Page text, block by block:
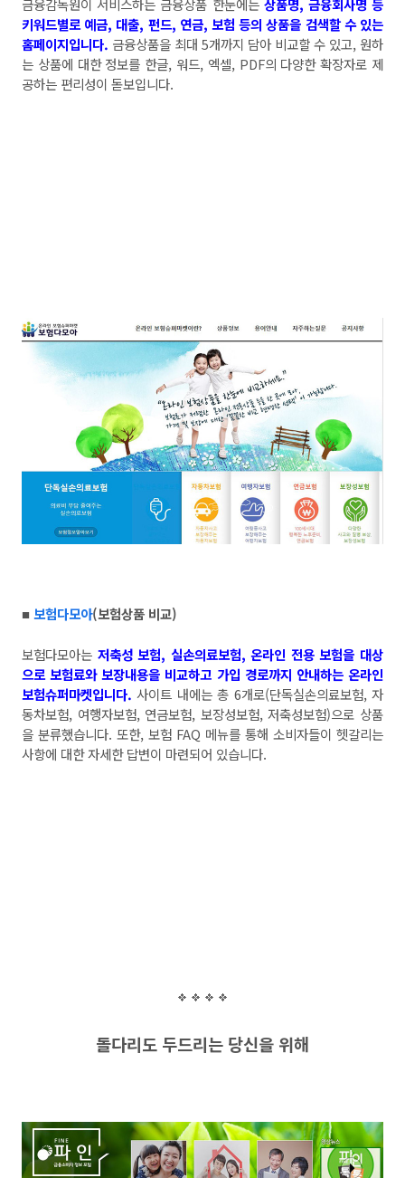
금융감독원이 서비스하는 금융상품 한눈에는 상품명, 금융회사명 등
키워드별로 예금, 대출, 펀드, 연금,보험 등의 상품을 검색할 수 있는
홈페이지입니다. 금융상품을 최대 5개까지 담아 비교할 수 있고, 원하
는 상품에 대한 정보를 한글, 워드, 엑셀, PDF의 다양한 확장자로 제
공하는 편리성이 돋보입니다.
■ 보험다모아(보험상품 비교)
보험다모아는 저축성 보험, 실손의료보험,온라인 전용 보험을 대상
으로 보험료와 보장내용을 비교하고 가입 경로까지 안내하는 온라인
보험슈퍼마켓입니다. 사이트 내에는 총 6개로(단독실손의료보험,자
동차보험, 여행자보험, 연금보험, 보장성보험,저축성보험)으로 상품
을 분류했습니다. 또한, 보험 FAQ 메뉴를 통해 소비자들이 헷갈리는
사항에 대한 자세한 답변이 마련되어 있습니다.
돌다리도 두드리는 당신을 위해